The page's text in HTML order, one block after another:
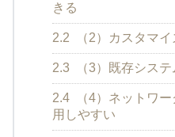
きる
2.2 （2）カスタマ
2.3 （3）既存シス
2.4
（4）ネットワ
用しやすい